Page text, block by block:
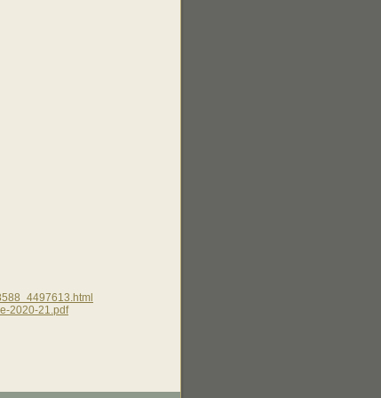
2020-21.pdf